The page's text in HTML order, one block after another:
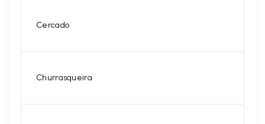
Cercado
Churrasqueira